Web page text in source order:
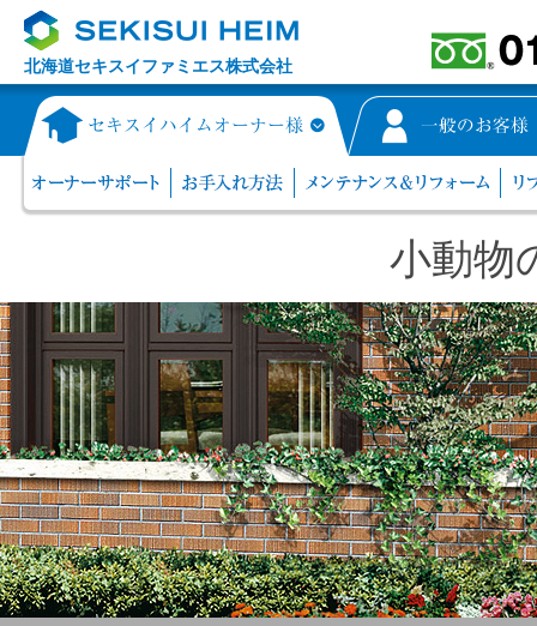
北海道セキスイファミエス株式会社
小動物